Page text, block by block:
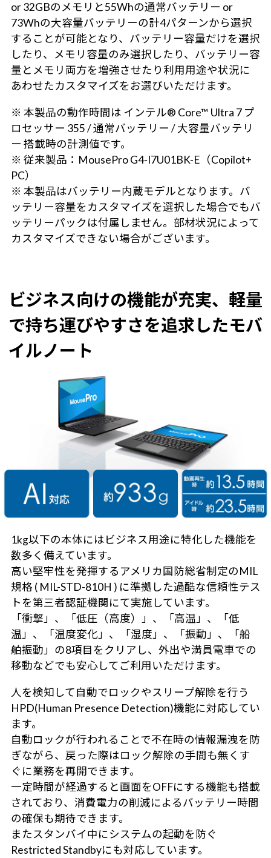
or 32GBのメモリと55Whの通常バッテリー or
73Whの大容量バッテリーの計4パターンから選択
することが可能となり、バッテリー容量だけを選択
したり、メモリ容量のみ選択したり、バッテリー容
量とメモリ両方を増強させたり利用用途や状況に
あわせたカスタマイズをお選びいただけます。
※ 本製品の動作時間は インテル® Core™ Ultra 7 プ
ロセッサー 355 / 通常バッテリー / 大容量バッテリ
ー 搭載時の計測値です。
※ 従来製品：MousePro G4-I7U01BK-E（Copilot+
PC）
※ 本製品はバッテリー内蔵モデルとなります。バ
ッテリー容量をカスタマイズを選択した場合でもバ
ッテリーパックは付属しません。部材状況によって
カスタマイズできない場合がございます。
ビジネス向けの機能が充実、軽量
で持ち運びやすさを追求したモバ
イルノート
1kg以下の本体にはビジネス用途に特化した機能を
数多く備えています。
高い堅牢性を発揮するアメリカ国防総省制定のMIL
規格 ( MIL-STD-810H ) に準拠した過酷な信頼性テス
トを第三者認証機関にて実施しています。
「衝撃」、「低圧（高度）」、「高温」、「低
温」、「温度変化」、「湿度」、「振動」、「船
舶振動」の8項目をクリアし、外出や満員電車での
移動などでも安心してご利用いただけます。
人を検知して自動でロックやスリープ解除を行う
HPD(Human Presence Detection)機能に対応してい
ます。
自動ロックが行われることで不在時の情報漏洩を防
ぎながら、戻った際はロック解除の手間も無くす
ぐに業務を再開できます。
一定時間が経過すると画面をOFFにする機能も搭載
されており、消費電力の削減によるバッテリー時間
の確保も期待できます。
またスタンバイ中にシステムの起動を防ぐ
Restricted Standbyにも対応しています。